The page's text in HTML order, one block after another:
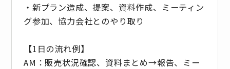
・新プラン造成、提案、資料作成、ミーティン
グ参加、協力会社とのやり取り
【1日の流れ例】
AM：販売状況確認、資料まとめ→報告、ミー